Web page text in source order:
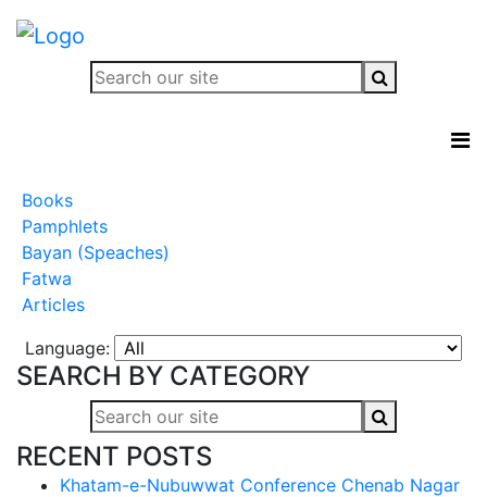
Books
Pamphlets
Bayan (Speaches)
Fatwa
Articles
Language:
SEARCH BY CATEGORY
RECENT POSTS
Khatam-e-Nubuwwat Conference Chenab Nagar